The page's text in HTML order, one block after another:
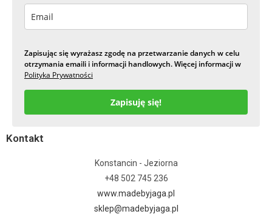
Zapisując się wyrażasz zgodę na przetwarzanie danych w celu
otrzymania emaili i informacji handlowych. Więcej informacji w
Polityka Prywatności
Zapisuję się!
Kontakt
Konstancin - Jeziorna
+48 502 745 236
www.madebyjaga.pl
sklep@madebyjaga.pl